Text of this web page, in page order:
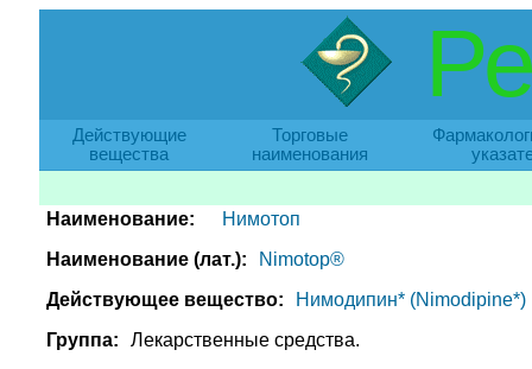
Действующие
вещества
Торговые
наименования
Наименование:
Нимотоп
Наименование (лат.):
Nimotop®
Действующее вещество:
Нимодипин* (Nimodipine*)
Группа:
Лекарственные средства.